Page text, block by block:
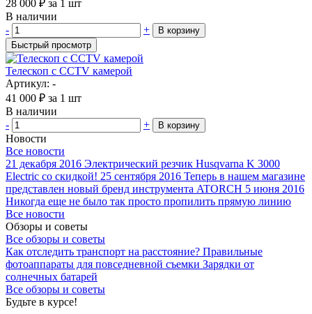
28 000 ₽ за 1 шт
В наличии
-
+
В корзину
Быстрый просмотр
Телескоп с CCTV камерой
Артикул: -
41 000 ₽ за 1 шт
В наличии
-
+ В корзину
Новости
Все новости
21 декабря 2016 Электрический резчик Husqvarna K 3000
Electric со скидкой! 25 сентября 2016 Теперь в нашем магазине
представлен новый бренд инструмента ATORCH 5 июня 2016
Никогда еще не было так просто пропилить прямую линию
Все новости
Обзоры и советы
Все обзоры и советы
Как отследить транспорт на расстояние? Правильные
фотоаппараты для повседневной съемки Зарядки от
солнечных батарей
Все обзоры и советы
Будьте в курсе!